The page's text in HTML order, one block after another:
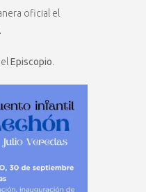
oficial el
Episcopio.